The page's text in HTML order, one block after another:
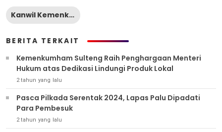
Kanwil Kemenkumham Sulteng
BERITA TERKAIT
Kemenkumham Sulteng Raih Penghargaan Menteri
Hukum atas Dedikasi Lindungi Produk Lokal
2 tahun yang lalu
Pasca Pilkada Serentak 2024, Lapas Palu Dipadati
Para Pembesuk
2 tahun yang lalu